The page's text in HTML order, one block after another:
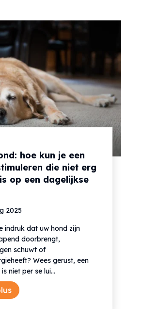
hoe kun je een
die niet erg
op een dagelijkse
2025
indruk dat uw hond zijn
doorbrengt,
schuwt of
Wees gerust, een
niet per se lui...